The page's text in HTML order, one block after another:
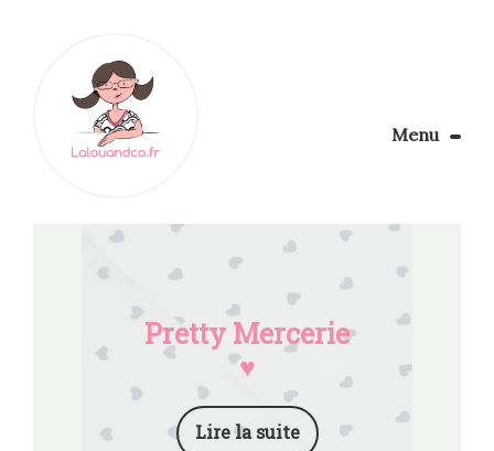
Menu
Apprendre la couture
Aménager son coin couture
Personnalisez vos tissus
Rechercher
Pretty Mercerie
♥
Lire la suite